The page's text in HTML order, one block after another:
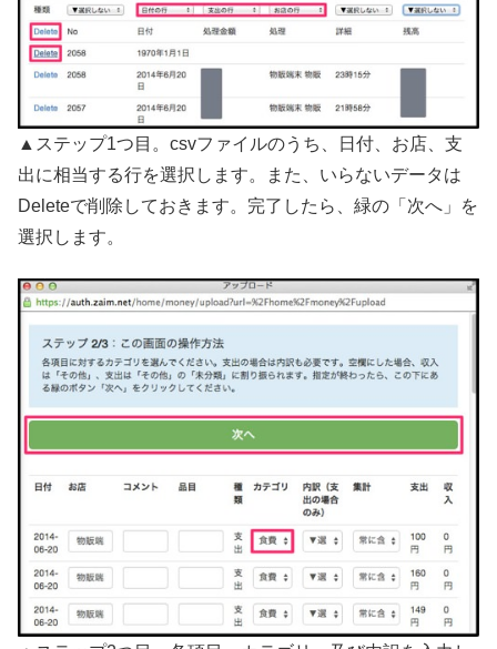
▲ステップ1つ目。csvファイルのうち、日付、お店、支
出に相当する行を選択します。また、いらないデータは
Deleteで削除しておきます。完了したら、緑の「次へ」を
選択します。